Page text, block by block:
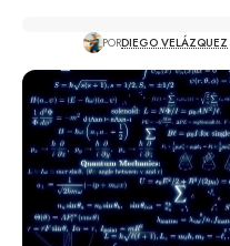
PORDIEGO VELÁZQUEZ